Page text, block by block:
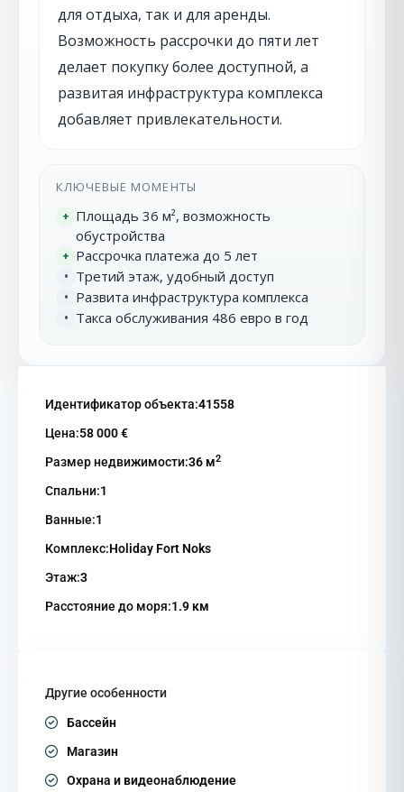
для отдыха, так и для аренды.
Возможность рассрочки до пяти лет
делает покупку более доступной, а
развитая инфраструктура комплекса
добавляет привлекательности.
КЛЮЧЕВЫЕ МОМЕНТЫ
+ Площадь 36 м², возможность
обустройства
+ Рассрочка платежа до 5 лет
• Третий этаж, удобный доступ
• Развита инфраструктура комплекса
• Такса обслуживания 486 евро в год
Идентификатор объекта:41558
Цена:58 000 €
Размер недвижимости:36 м2
Спальни:1
Ванные:1
Комплекс:Holiday Fort Noks
Этаж:3
Расстояние до моря:1.9 км
Другие особенности
Бассейн
Магазин
Охрана и видеонаблюдение